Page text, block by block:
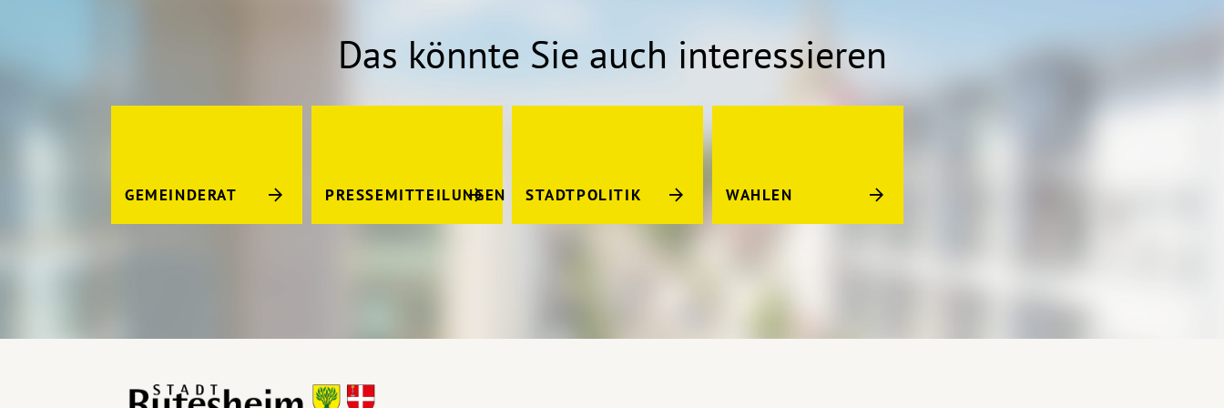
Das könnte Sie auch interessieren
GEMEINDERAT PRESSEMITTEILUNGEN STADTPOLITIK WAHLEN